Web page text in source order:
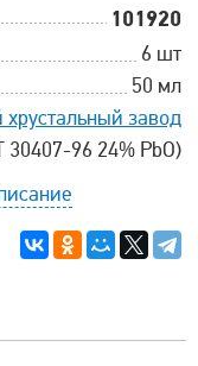
101920
6 шт
50 мл
хрустальный завод
30407-96 24% PbO)